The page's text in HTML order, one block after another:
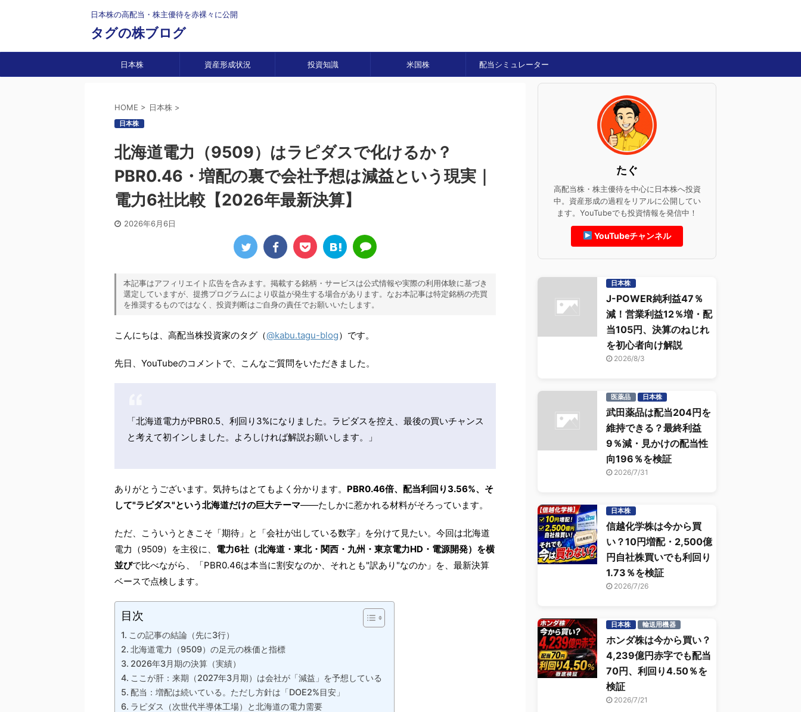
日本株の高配当・株主優待を赤裸々に公開
タグの株ブログ
日本株 資産形成状況 投資知識 米国株 配当シミュレーター
HOME > 日本株 >
日本株
北海道電力（9509）はラピダスで化けるか？
PBR0.46・増配の裏で会社予想は減益という現実｜
電力6社比較【2026年最新決算】
2026年6月6日
本記事はアフィリエイト広告を含みます。掲載する銘柄・サービスは公式情報や実際の利用体験に基づき
選定していますが、提携プログラムにより収益が発生する場合があります。なお本記事は特定銘柄の売買
を推奨するものではなく、投資判断はご自身の責任でお願いいたします。
こんにちは、高配当株投資家のタグ（@kabu.tagu-blog）です。
先日、YouTubeのコメントで、こんなご質問をいただきました。
「北海道電力がPBR0.5、利回り3%になりました。ラピダスを控え、最後の買いチャンス
と考えて初インしました。よろしければ解説お願いします。」
ありがとうございます。気持ちはとてもよく分かります。 PBR0.46倍、配当利回り3.56%、そ
して"ラピダス"という北海道だけの巨大テーマ——たしかに惹かれる材料がそろっています。
ただ、こういうときこそ「期待」と「会社が出している数字」を分けて見たい。今回は北海道
電力（9509）を主役に、 電力6社（北海道・東北・関西・九州・東京電力HD・電源開発）を横
並びで比べながら、「PBR0.46は本当に割安なのか、それとも"訳あり"なのか」を、最新決算
ベースで点検します。
目次
この記事の結論（先に3行）
北海道電力（9509）の足元の株価と指標
2026年3月期の決算（実績）
ここが肝：来期（2027年3月期）は会社が「減益」を予想している
配当：増配は続いている。ただし方針は「DOE2%目安」
ラピダス（次世代半導体工場）と北海道の電力需要
たぐ
高配当株・株主優待を中心に日本株へ投資
中。資産形成の過程をリアルに公開してい
ます。YouTubeでも投資情報を発信中！
YouTubeチャンネル
日本株
J-POWER純利益47％
減！営業利益12％増・配
当105円、決算のねじれ
を初心者向け解説
2026/8/3
医薬品 日本株
武田薬品は配当204円を
維持できる？最終利益
9％減・見かけの配当性
向196％を検証
2026/7/31
日本株
信越化学株は今から買
い？10円増配・2,500億
円自社株買いでも利回り
1.73％を検証
2026/7/26
日本株 輸送用機器
ホンダ株は今から買い？
4,239億円赤字でも配当
70円、利回り4.50％を
検証
2026/7/21